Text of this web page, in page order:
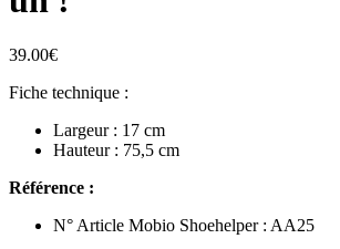
39.00€
Fiche technique :
Largeur : 17 cm
Hauteur : 75,5 cm
Référence :
N° Article Mobio Shoehelper : AA25